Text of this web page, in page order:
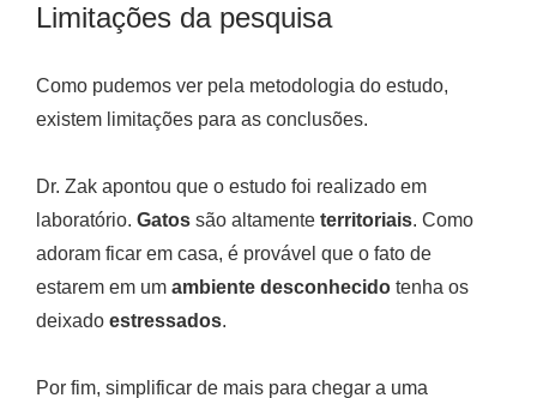
Limitações da pesquisa
Como pudemos ver pela metodologia do estudo,
existem limitações para as conclusões.
Dr. Zak apontou que o estudo foi realizado em
laboratório. Gatos são altamente territoriais. Como
adoram ficar em casa, é provável que o fato de
estarem em um ambiente desconhecido tenha os
deixado estressados.
Por fim, simplificar de mais para chegar a uma